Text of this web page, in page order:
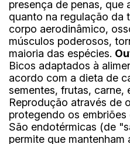
presença de penas, que
quanto na regulação da
corpo aerodinâmico,
músculos poderosos,
maioria das espécies.
Bicos adaptados à
acordo com a dieta de
sementes, frutas, carne,
Reprodução através de
protegendo os
São endotérmicas (de
permite que